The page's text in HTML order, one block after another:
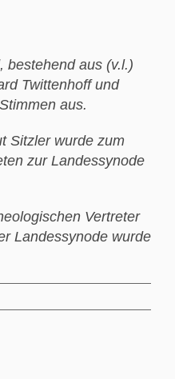
bestehend aus (v.l.)
Twittenhoff und
aus.
Sitzler wurde zum
zur Landessynode
Vertreter
Landessynode wurde